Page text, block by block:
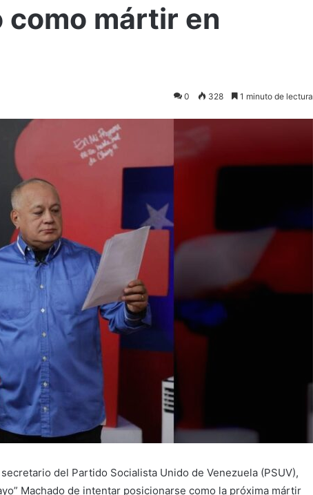
como mártir en
0 328 1 minuto de lectura
del Partido Socialista Unido de Venezuela (PSUV),
Machado de intentar posicionarse como la próxima mártir